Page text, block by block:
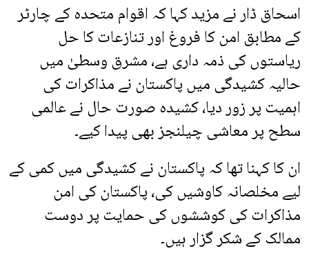
اسحاق ڈار نے مزید کہا کہ اقوام متحدہ کے چارٹر
کے مطابق امن کا فروغ اور تنازعات کا حل
ریاستوں کی ذمہ داری ہے، مشرق وسطیٰ میں
حالیہ کشیدگی میں پاکستان نے مذاکرات کی
اہمیت پر زور دیا، کشیدہ صورت حال نے عالمی
سطح پر معاشی چیلنجز بھی پیدا کیے۔
ان کا کہنا تھا کہ پاکستان نے کشیدگی میں کمی کے
لیے مخلصانہ کاوشیں کی، پاکستان کی امن
مذاکرات کی کوششوں کی حمایت پر دوست
ممالک کے شکر گزار ہیں۔